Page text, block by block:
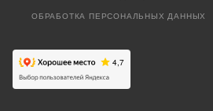
ОБРАБОТКА ПЕРСОНАЛЬНЫХ ДАННЫХ